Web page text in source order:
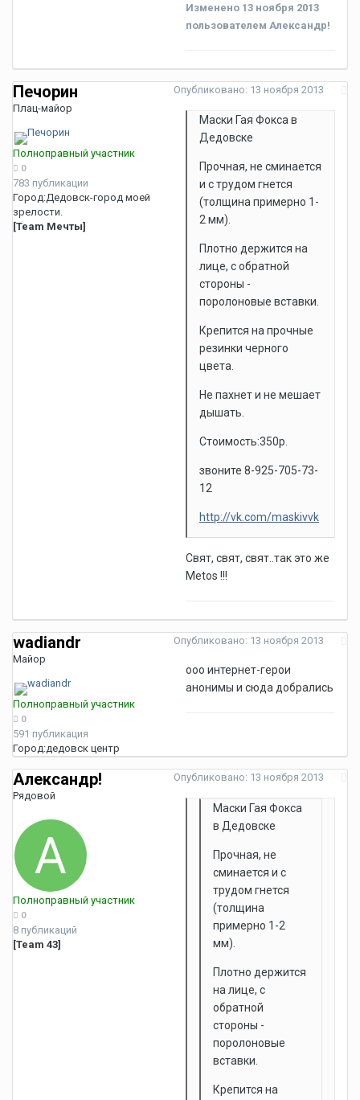
Изменено 13 ноября 2013
пользователем Александр!
Печорин
Плац-майор
Полноправный участник
0
783 публикации
Город:Дедовск-город моей
зрелости.
[Team Мечты]
Опубликовано: 13 ноября 2013
Маски Гая Фокса в
Дедовске
Прочная, не сминается
и с трудом гнется
(толщина примерно 1-
2 мм).
Плотно держится на
лице, с обратной
стороны -
поролоновые вставки.
Крепится на прочные
резинки черного
цвета.
Не пахнет и не мешает
дышать.
Стоимость:350р.
звоните 8-925-705-73-
12
http://vk.com/maskivvk
Свят, свят, свят..так это же
Metos !!!
wadiandr
Майор
Полноправный участник
0
591 публикация
Город:дедовск центр
Опубликовано: 13 ноября 2013
ооо интернет-герои
анонимы и сюда добрались
Александр!
Рядовой
Полноправный участник
0
8 публикаций
[Team 43]
Опубликовано: 13 ноября 2013
Маски Гая Фокса
в Дедовске
Прочная, не
сминается и с
трудом гнется
(толщина
примерно 1-2
мм).
Плотно держится
на лице, с
обратной
стороны -
поролоновые
вставки.
Крепится на